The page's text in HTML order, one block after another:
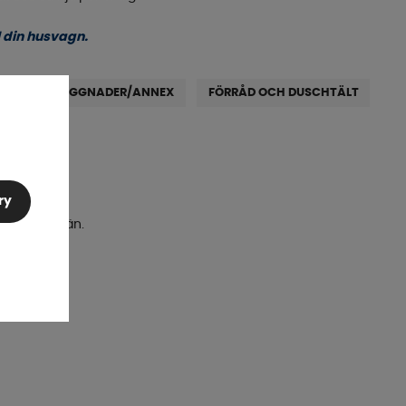
husvagn.
UTBYGGNADER/ANNEX FÖRRÅD OCH DUSCHTÄLT
nu.
än.